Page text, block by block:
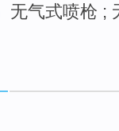
无气式喷枪 ;